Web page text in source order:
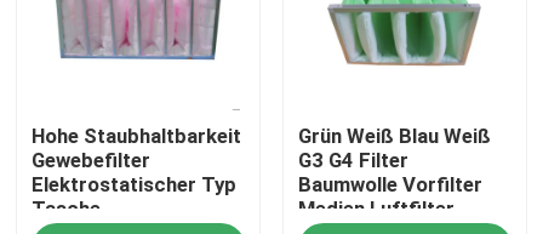
Videos
Fabrik-Ausflug
Hohe Staubhaltbarkeit
Gewebefilter
Elektrostatischer Typ
Tasche
Grün Weiß Blau Weiß
G3 G4 Filter
Baumwolle Vorfilter
Medien Luftfilter